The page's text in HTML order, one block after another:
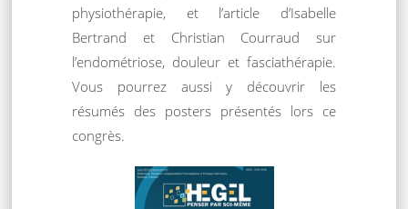
physiothérapie, et l’article d’Isabelle
Bertrand et Christian Courraud sur
l’endométriose, douleur et fasciathérapie.
Vous pourrez aussi y découvrir les
résumés des posters présentés lors ce
congrès.